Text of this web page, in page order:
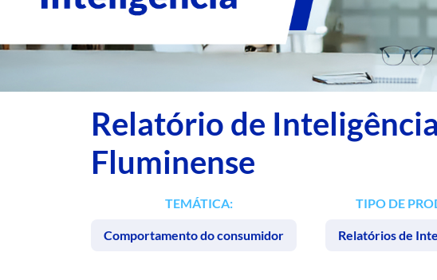
Relatório de
Fluminense
TEMÁTICA:
Comportamento do consumidor
TIPO DE
Relatórios de